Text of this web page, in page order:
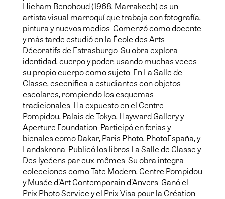
Hicham Benohoud (1968, Marrakech) es un
artista visual marroquí que trabaja con fotografía,
pintura y nuevos medios. Comenzó como docente
y más tarde estudió en la École des Arts
Décoratifs de Estrasburgo. Su obra explora
identidad, cuerpo y poder, usando muchas veces
su propio cuerpo como sujeto. En La Salle de
Classe, escenifica a estudiantes con objetos
escolares, rompiendo los esquemas
tradicionales. Ha expuesto en el Centre
Pompidou, Palais de Tokyo, Hayward Gallery y
Aperture Foundation. Participó en ferias y
bienales como Dakar, Paris Photo, PhotoEspaña, y
Landskrona. Publicó los libros La Salle de Classe y
Des lycéens par eux-mêmes. Su obra integra
colecciones como Tate Modern, Centre Pompidou
y Musée d’Art Contemporain d’Anvers. Ganó el
Prix Photo Service y el Prix Visa pour la Création.